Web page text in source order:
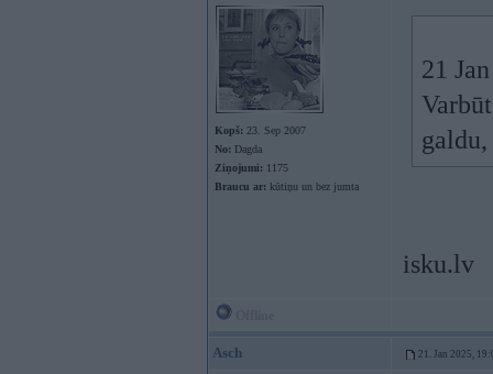
Kopš: 23. Sep 2007
No: Dagda
Ziņojumi: 1175
Braucu ar: kūtiņu un bez jumta
21
isku.lv
Asch 21. Jan 2025,